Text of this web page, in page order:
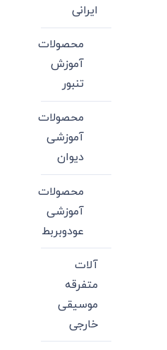
ایرانی
محصولات
آموزش
تنبور
محصولات
آموزشی
دیوان
محصولات
آموزشی
عودوبربط
آلات
متفرقه
موسیقی
خارجی